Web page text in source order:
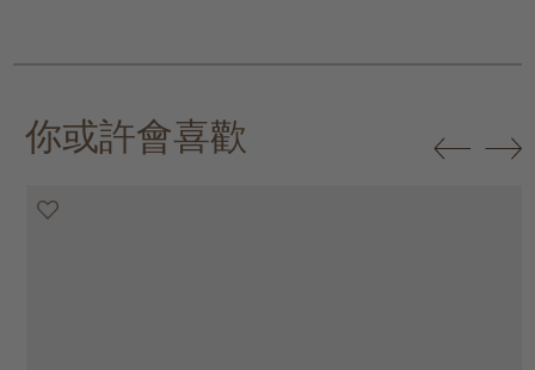
你或許會喜歡